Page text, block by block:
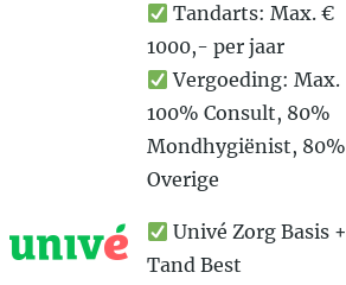
Tandarts: Max. €
1000,- per jaar
Vergoeding: Max.
100% Consult, 80%
Mondhygiënist, 80%
Overige
Univé Zorg Basis +
Tand Best